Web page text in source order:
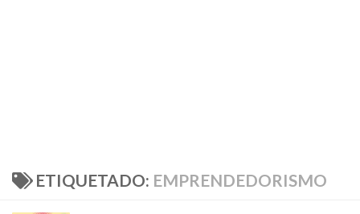
ETIQUETADO: EMPRENDEDORISMO